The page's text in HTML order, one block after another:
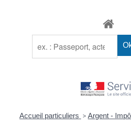
Accueil particuliers > Argent -